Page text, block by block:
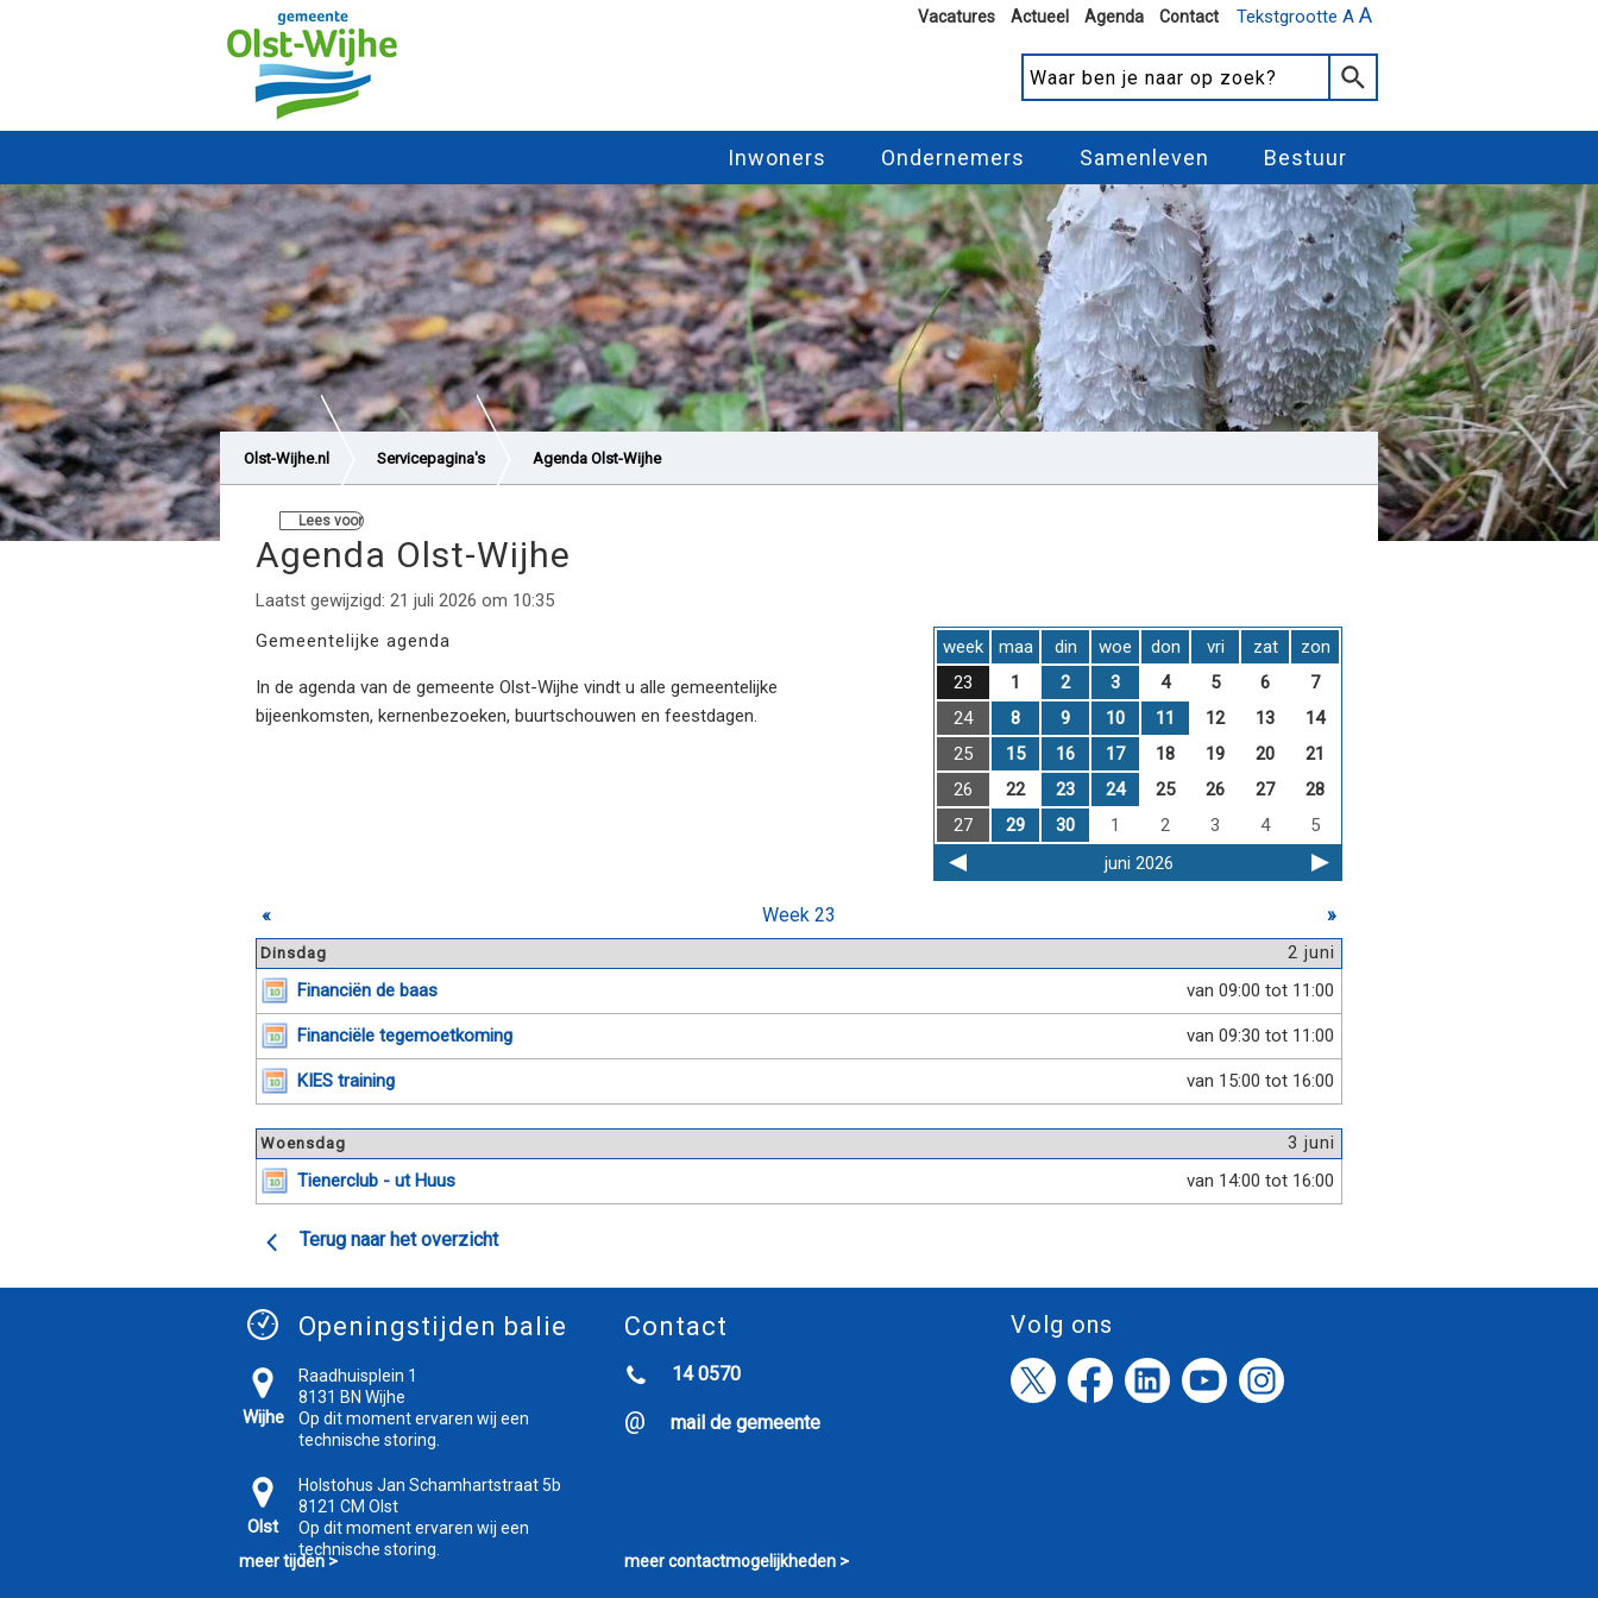
Tekstgrootte A A
Vacatures Actueel Agenda Contact
Inwoners Ondernemers Samenleven Bestuur
Olst-Wijhe.nl Servicepagina's Agenda Olst-Wijhe
Lees voor
Agenda Olst-Wijhe
Laatst gewijzigd: 21 juli 2026 om 10:35
Gemeentelijke agenda
In de agenda van de gemeente Olst-Wijhe vindt u alle gemeentelijke
bijeenkomsten, kernenbezoeken, buurtschouwen en feestdagen.
week maa din woe don vri zat
zon
23
1 2 3 4 5 6
7
24
8 9 10 11 12 13
14
25
15 16 17 18 19 20
21
26
22 23 24 25 26 27
28
27
29 30 1 2 3 4
5
juni 2026
« Week 23 »
2 juni
Dinsdag
van 09:00 tot 11:00
Financiën de baas
van 09:30 tot 11:00
Financiële tegemoetkoming
van 15:00 tot 16:00
KIES training
3 juni
Woensdag
van 14:00 tot 16:00
Tienerclub - ut Huus
Terug naar het overzicht
Openingstijden balie
Wijhe
Raadhuisplein 1
8131 BN Wijhe
Op dit moment ervaren wij een
technische storing.
Olst
Holstohus Jan Schamhartstraat 5b
8121 CM Olst
Op dit moment ervaren wij een
technische storing.
meer tijden >
Contact
14 0570
mail de gemeente
meer contactmogelijkheden >
Volg ons